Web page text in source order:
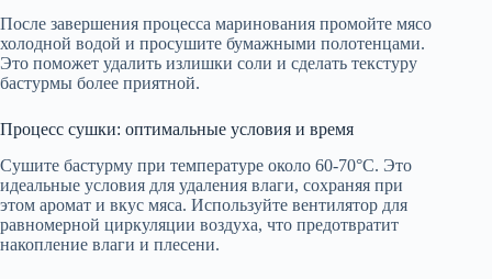
После завершения процесса маринования промойте мясо
холодной водой и просушите бумажными полотенцами.
Это поможет удалить излишки соли и сделать текстуру
бастурмы более приятной.
Процесс сушки: оптимальные условия и время
Сушите бастурму при температуре около 60-70°C. Это
идеальные условия для удаления влаги, сохраняя при
этом аромат и вкус мяса. Используйте вентилятор для
равномерной циркуляции воздуха, что предотвратит
накопление влаги и плесени.